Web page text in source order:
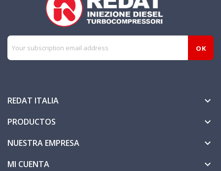
REDAT ITALIA 
PRODUCTOS 
NUESTRA EMPRESA 
MI CUENTA 